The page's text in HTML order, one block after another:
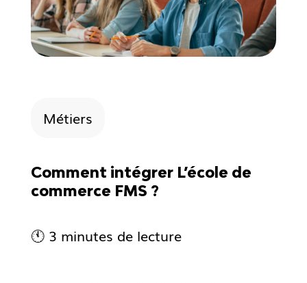
Métiers
Comment intégrer L’école de
commerce FMS ?
🕚 3 minutes de lecture